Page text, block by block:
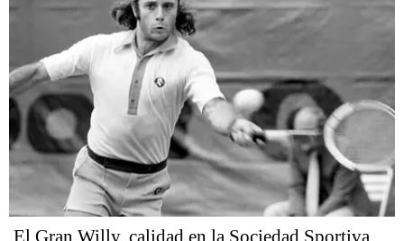
El Gran Willy, calidad en la Sociedad Sportiva